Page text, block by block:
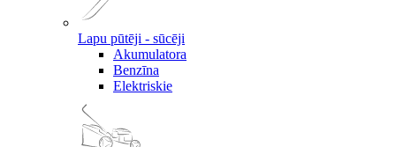
Lapu pūtēji - sūcēji
Akumulatora
Benzīna
Elektriskie